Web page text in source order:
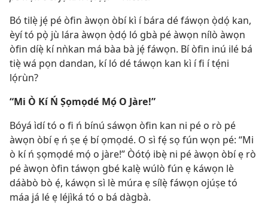
Bó tilẹ̀ jẹ́ pé òfin àwọn òbí kì í bára dé fáwọn ọ̀dọ́ kan,
èyí tó pọ̀ jù lára àwọn ọ̀dọ́ ló gbà pé àwọn nílò àwọn
òfin díẹ̀ kí nǹkan má bàa bà jẹ́ fáwọn. Bí òfin inú ilé bá
tiẹ̀ wá pọn dandan, kí ló dé táwọn kan kì í fi í tẹ́ni
lọ́rùn?
“Mi Ò Kí Ń Ṣọmọdé Mọ́ O Jàre!”
Bóyá ìdí tó o fi ń bínú sáwọn òfin kan ni pé o rò pé
àwọn òbí ẹ ń ṣe ẹ́ bí ọmọdé. O sì fẹ́ sọ fún wọn pé: “Mi
ò kí ń ṣọmọdé mọ́ o jàre!” Òótọ́ ibẹ̀ ni pé àwọn òbí ẹ rò
pé àwọn òfin táwọn gbé kalẹ̀ wúlò fún ẹ káwọn lè
dáàbò bò ẹ́, káwọn sì lè múra ẹ sílẹ̀ fáwọn ojúṣe tó
máa já lé ẹ léjìká tó o bá dàgbà.